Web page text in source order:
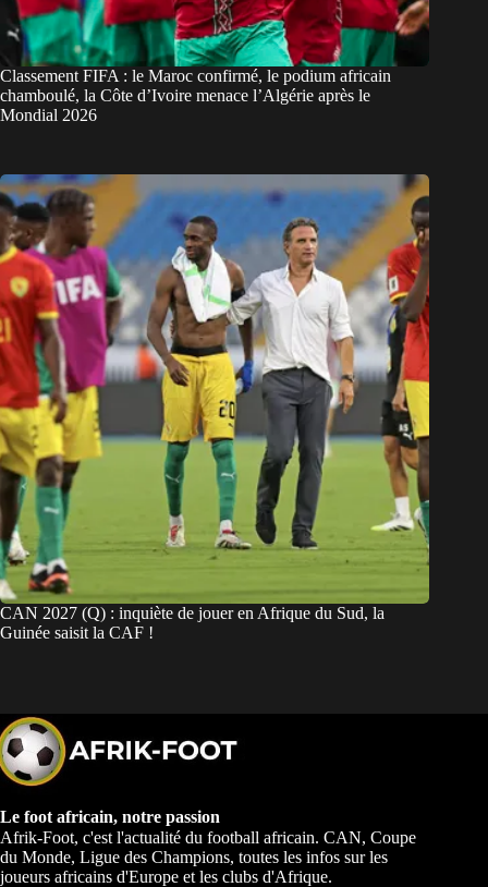
Classement FIFA : le Maroc confirmé, le podium africain
chamboulé, la Côte d’Ivoire menace l’Algérie après le
Mondial 2026
CAN 2027 (Q) : inquiète de jouer en Afrique du Sud, la
Guinée saisit la CAF !
Le foot africain, notre passion
Afrik-Foot, c'est l'actualité du football africain. CAN, Coupe
du Monde, Ligue des Champions, toutes les infos sur les
joueurs africains d'Europe et les clubs d'Afrique.